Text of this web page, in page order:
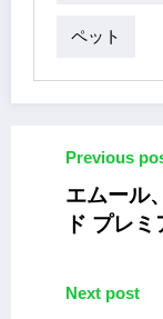
ペット
Previous
エムール
ド プレミ
Next post